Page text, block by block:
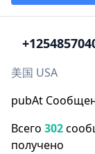
+1
美国 USA
pubAt
Всего 302
получено